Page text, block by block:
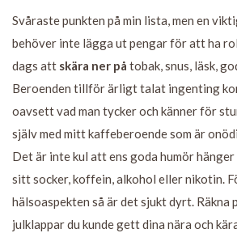
Svåraste punkten på min lista, men en
behöver inte lägga ut pengar för att ha
dags att skära ner på tobak, snus, läsk,
Beroenden tillför ärligt talat ingenting
oavsett vad man tycker och känner för
själv med mitt kaffeberoende som är
Det är inte kul att ens goda humör hänger
sitt socker, koffein, alkohol eller nikotin.
hälsoaspekten så är det sjukt dyrt. Räkna
julklappar du kunde gett dina nära och